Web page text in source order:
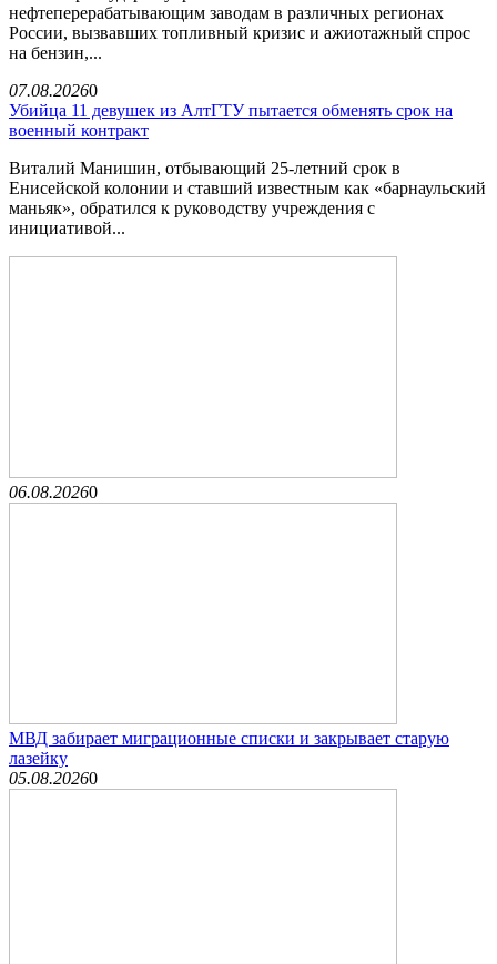
нефтеперерабатывающим заводам в различных регионах
России, вызвавших топливный кризис и ажиотажный спрос
на бензин,...
07.08.20260
Убийца 11 девушек из АлтГТУ пытается обменять срок на
военный контракт
Виталий Манишин, отбывающий 25-летний срок в
Енисейской колонии и ставший известным как «барнаульский
маньяк», обратился к руководству учреждения с
инициативой...
06.08.20260
МВД забирает миграционные списки и закрывает старую
лазейку
05.08.20260